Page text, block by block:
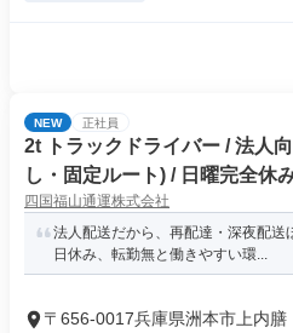
NEW 正社員
2t トラックドライバー / 法人
し・固定ルート) / 日曜完全休
ﾊﾞｰ2t(正社員)
四国福山通運株式会社
法人配送だから、再配達・深夜配
日休み、転勤無と働きやすい環...
〒656-0017兵庫県洲本市上内膳